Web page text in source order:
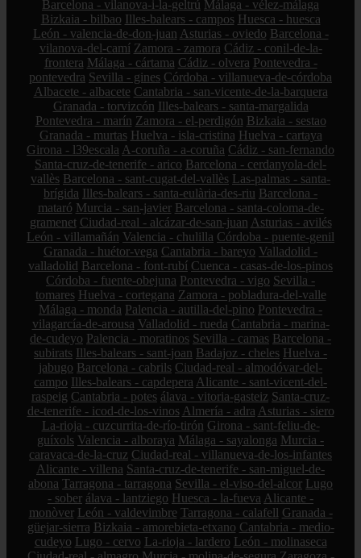
Barcelona - vilanova-i-la-geltrú Málaga - vélez-málaga
Bizkaia - bilbao Illes-balears - campos Huesca - huesca
León - valencia-de-don-juan Asturias - oviedo Barcelona -
vilanova-del-camí Zamora - zamora Cádiz - conil-de-la-
frontera Málaga - cártama Cádiz - olvera Pontevedra -
pontevedra Sevilla - gines Córdoba - villanueva-de-córdoba
Albacete - albacete Cantabria - san-vicente-de-la-barquera
Granada - torvizcón Illes-balears - santa-margalida
Pontevedra - marín Zamora - el-perdigón Bizkaia - sestao
Granada - murtas Huelva - isla-cristina Huelva - cartaya
Girona - l39escala A-coruña - a-coruña Cádiz - san-fernando
Santa-cruz-de-tenerife - arico Barcelona - cerdanyola-del-
vallès Barcelona - sant-cugat-del-vallès Las-palmas - santa-
brígida Illes-balears - santa-eulària-des-riu Barcelona -
mataró Murcia - san-javier Barcelona - santa-coloma-de-
gramenet Ciudad-real - alcázar-de-san-juan Asturias - avilés
León - villamañán Valencia - chulilla Córdoba - puente-genil
Granada - huétor-vega Cantabria - bareyo Valladolid -
valladolid Barcelona - font-rubí Cuenca - casas-de-los-pinos
Córdoba - fuente-obejuna Pontevedra - vigo Sevilla -
tomares Huelva - cortegana Zamora - pobladura-del-valle
Málaga - monda Palencia - autilla-del-pino Pontevedra -
vilagarcía-de-arousa Valladolid - rueda Cantabria - marina-
de-cudeyo Palencia - moratinos Sevilla - camas Barcelona -
subirats Illes-balears - sant-joan Badajoz - cheles Huelva -
jabugo Barcelona - cabrils Ciudad-real - almodóvar-del-
campo Illes-balears - capdepera Alicante - sant-vicent-del-
raspeig Cantabria - potes álava - vitoria-gasteiz Santa-cruz-
de-tenerife - icod-de-los-vinos Almería - adra Asturias - siero
La-rioja - cuzcurrita-de-río-tirón Girona - sant-feliu-de-
guíxols Valencia - alboraya Málaga - sayalonga Murcia -
caravaca-de-la-cruz Ciudad-real - villanueva-de-los-infantes
Alicante - villena Santa-cruz-de-tenerife - san-miguel-de-
abona Tarragona - tarragona Sevilla - el-viso-del-alcor Lugo
- sober álava - lantziego Huesca - la-fueva Alicante -
monòver León - valdevimbre Tarragona - calafell Granada -
güejar-sierra Bizkaia - amorebieta-etxano Cantabria - medio-
cudeyo Lugo - cervo La-rioja - lardero León - molinaseca